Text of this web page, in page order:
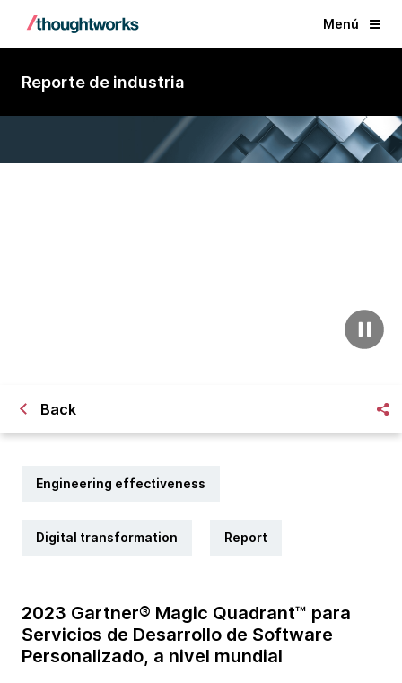
Menú
Reporte de industria
Back
Engineering effectiveness
Digital transformation Report
2023 Gartner® Magic Quadrant™ para
Servicios de Desarrollo de Software
Personalizado, a nivel mundial